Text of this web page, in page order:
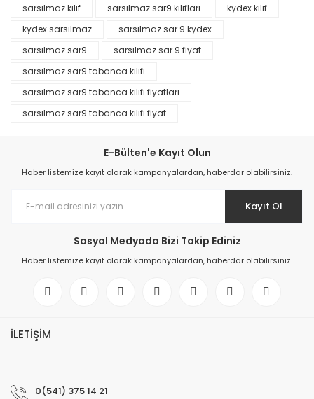
sarsılmaz kılıf
sarsılmaz sar9 kılıfları
kydex kılıf
kydex sarsılmaz
sarsılmaz sar 9 kydex
sarsılmaz sar9
sarsılmaz sar 9 fiyat
sarsılmaz sar9 tabanca kılıfı
sarsılmaz sar9 tabanca kılıfı fiyatları
sarsılmaz sar9 tabanca kılıfı fiyat
E-Bülten'e Kayıt Olun
Haber listemize kayıt olarak kampanyalardan, haberdar olabilirsiniz.
Kayıt Ol
Sosyal Medyada Bizi Takip Ediniz
Haber listemize kayıt olarak kampanyalardan, haberdar olabilirsiniz.
İLETİŞİM
0(541) 375 14 21